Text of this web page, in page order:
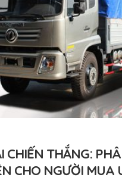
CHIẾN THẮNG:
CHO NGƯỜI MUA